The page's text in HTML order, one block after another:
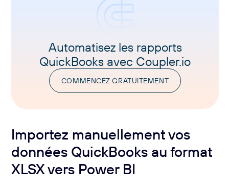
Automatisez les rapports
QuickBooks avec Coupler.io
COMMENCEZ GRATUITEMENT
Importez manuellement vos
données QuickBooks au format
XLSX vers Power BI